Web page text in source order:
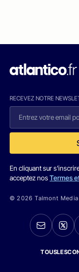
RECEVEZ NOTRE
En cliquant sur
acceptez nosTermes
© 2026 Talmont